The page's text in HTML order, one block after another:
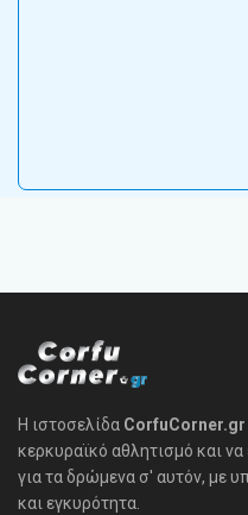
Η ιστοσελίδα CorfuCorner.gr
κερκυραϊκό αθλητισμό και
για τα δρώμενα σ' αυτόν, με
και εγκυρότητα.